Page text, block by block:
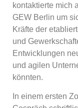
kontaktierte mich
GEW Berlin um
Kräfte der
und
Entwicklungen
und agilen
könnten.
In einem ersten